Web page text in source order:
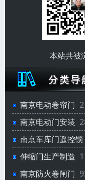
本站共被
南京电动卷帘门
南京电动门安装
南京车库门遥控锁
伸缩门生产制造
南京防火卷闸门